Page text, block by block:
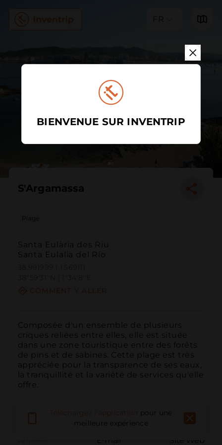
FR
S'Argamassa
Plage
Santa Eulària des Riu
Santa Eulalia del Río
Composée d'un ensemble de plusieurs
criques reliées entre elles, elle est située
dans une zone touristique entre des forêts
de pins et de sabines. Cette plage est très
appréciée pour la transparence de ses eaux,
la tranquillité et la variété de services qu'elle
offre.
E-mail Site Web
pour une
meilleure expérience
BIENVENUE SUR INVENTRIP